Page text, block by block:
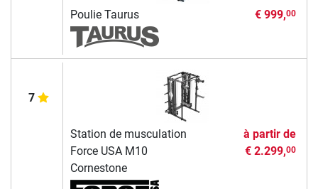
Poulie Taurus € 999,00
7
Station de musculation
Force USA M10
Cornestone
à partir de
€ 2.299,00